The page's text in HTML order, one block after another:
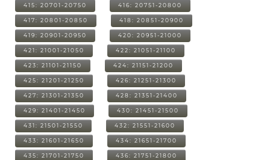
415: 20701-20750 416: 20751-20800
417: 20801-20850 418: 20851-20900
419: 20901-20950 420: 20951-21000
421: 21001-21050 422: 21051-21100
423: 21101-21150 424: 21151-21200
425: 21201-21250 426: 21251-21300
427: 21301-21350 428: 21351-21400
429: 21401-21450 430: 21451-21500
431: 21501-21550 432: 21551-21600
433: 21601-21650 434: 21651-21700
435: 21701-21750 436: 21751-21800